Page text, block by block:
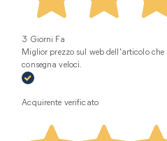
3 Giorni Fa
Miglior prezzo sul web dell'articolo
consegna veloci.
Acquirente verificato